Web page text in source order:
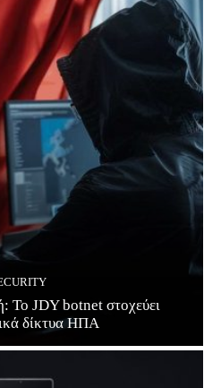
Το JDY botnet στοχεύει
δίκτυα ΗΠΑ